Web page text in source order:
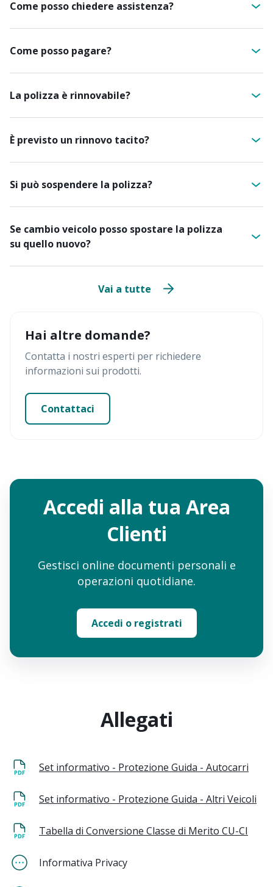
Come posso chiedere assistenza?
Come posso pagare?
La polizza è rinnovabile?
È previsto un rinnovo tacito?
Si può sospendere la polizza?
Se cambio veicolo posso spostare la polizza
su quello nuovo?
Vai a tutte
Hai altre domande?
Contatta i nostri esperti per richiedere
informazioni sui prodotti.
Contattaci
Accedi alla tua Area
Clienti
Gestisci online documenti personali e
operazioni quotidiane.
Accedi o registrati
Allegati
Set informativo - Protezione Guida - Autocarri
Set informativo - Protezione Guida - Altri Veicoli
Tabella di Conversione Classe di Merito CU-CI
Informativa Privacy